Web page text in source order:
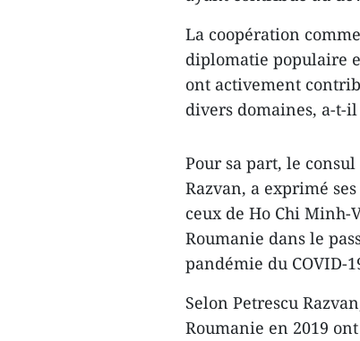
La coopération
diplomatie populaire
ont activement
divers domaines, a-t-
Pour sa part, le
Razvan, a exprimé
ceux de Ho Chi
Roumanie dans le
pandémie du COVID-
Selon Petrescu
Roumanie en 2019